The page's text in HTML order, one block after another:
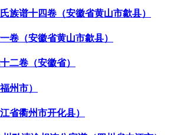
族谱十四卷（安徽省黄山市歙县）
卷（安徽省黄山市歙县）
二卷（安徽省）
州市）
省衢州市开化县）